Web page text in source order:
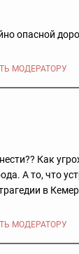
опасной
МОДЕРАТОРУ
Как
А то, что
в
МОДЕРАТОРУ